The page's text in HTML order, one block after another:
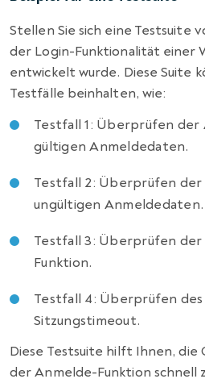
Stellen Sie sich eine Testsuite
der Login-Funktionalität einer
entwickelt wurde. Diese Suite
Testfälle beinhalten, wie:
Testfall 1: Überprüfen der
gültigen Anmeldedaten.
Testfall 2: Überprüfen
ungültigen Anmeldedaten.
Testfall 3: Überprüfen der
Funktion.
Testfall 4: Überprüfen
Sitzungstimeout.
Diese Testsuite hilft Ihnen, die
der Anmelde-Funktion schnell